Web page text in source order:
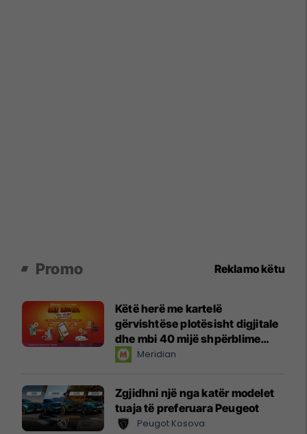
Promo Reklamo këtu
Këtë herë me kartelë
gërvishtëse plotësisht digjitale
dhe mbi 40 mijë shpërblime
instant!Meridian
Zgjidhni një nga katër modelet
tuaja të preferuara Peugeot
Peugot Kosova